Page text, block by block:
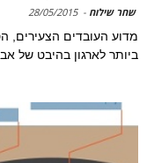
שחר שילוח -
28/05/2015
מדוע העובדים הצעירים,
ביותר לארגון בהיבט של